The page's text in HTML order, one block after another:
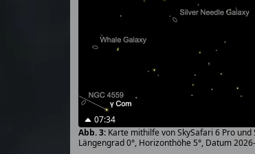
07:34
Karte mithilfe von SkySafari 6 Pro
Längengrad 0°, Horizonthöhe 5°, Datum